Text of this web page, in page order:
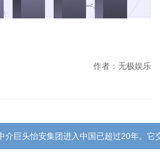
作者：无极娱乐
介巨头怡安集团进入中国已超过20年。它